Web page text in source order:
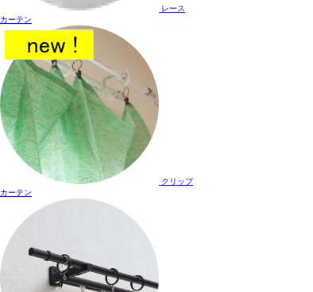
レース
カーテン
クリップ
カーテン